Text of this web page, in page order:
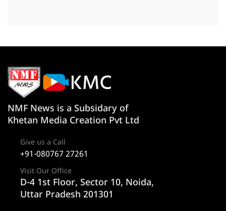
NMF News is a Subsidary of
Khetan Media Creation Pvt Ltd
Give us a Call
+91-080767 27261
Visit Our Office
D-4 1st Floor, Sector 10, Noida,
Uttar Pradesh 201301